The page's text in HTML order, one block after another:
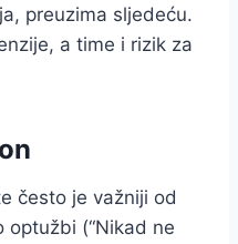
preuzima sljedeću.
a time i rizik za
često je važniji od
optužbi (“Nikad ne